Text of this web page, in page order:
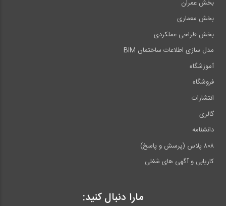
بخش عمران
بخش معماری
بخش طراحی عملکردی
مدل سازی اطلاعات ساختمان BIM
آموزشگاه
فروشگاه
انتشارات
گالری
دانشنامه
۸۰۸ پلاس (پرسش و پاسخ)
کاریابی و آگهی های شغلی
مارا دنبال کنید: